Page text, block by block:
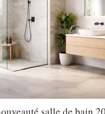
salle de bain